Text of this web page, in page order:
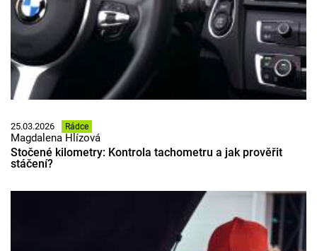
25.03.2026 Rádce
Magdalena Hlízová
Stočené kilometry: Kontrola tachometru a jak prověřit
stáčení?